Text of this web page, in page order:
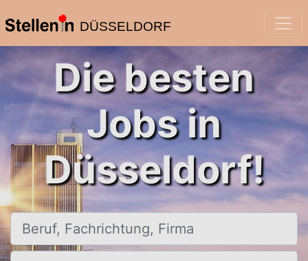
DÜSSELDORF
Die besten
Jobs in
Düsseldorf!
Beruf, Fachrichtung, Firma